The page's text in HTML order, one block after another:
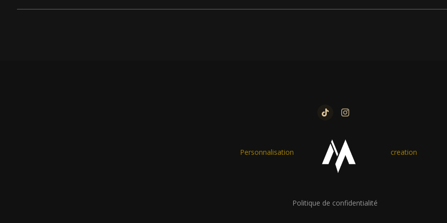
Personnalisation creation
Politique de confidentialité